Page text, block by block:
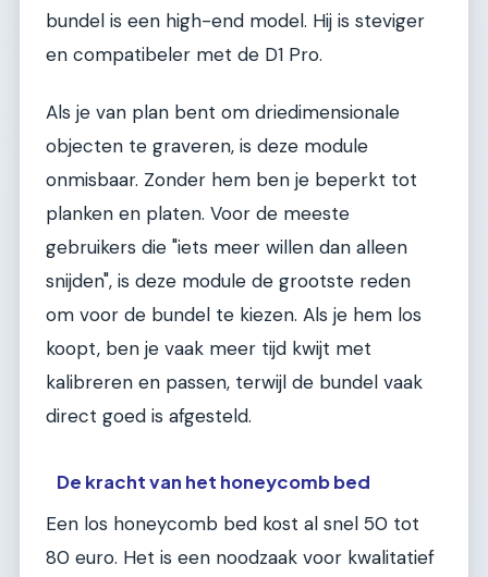
bundel is een high-end model. Hij is steviger
en compatibeler met de D1 Pro.
Als je van plan bent om driedimensionale
objecten te graveren, is deze module
onmisbaar. Zonder hem ben je beperkt tot
planken en platen. Voor de meeste
gebruikers die "iets meer willen dan alleen
snijden", is deze module de grootste reden
om voor de bundel te kiezen. Als je hem los
koopt, ben je vaak meer tijd kwijt met
kalibreren en passen, terwijl de bundel vaak
direct goed is afgesteld.
De kracht van het honeycomb bed
Een los honeycomb bed kost al snel 50 tot
80 euro. Het is een noodzaak voor kwalitatief